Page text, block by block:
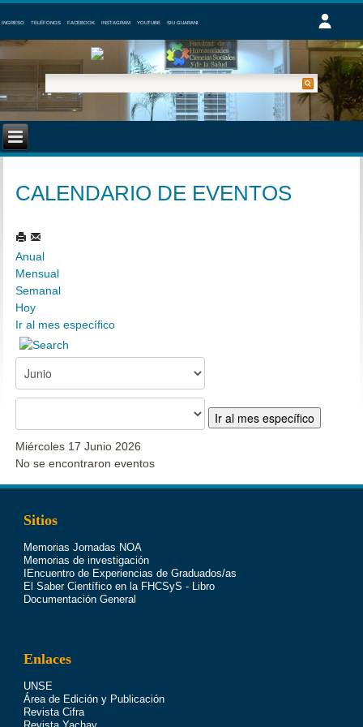
INGRESO TELÉFONOS FACEBOOK INSTAGRAM YOUTUBE SIU GUARANI
CALENDARIO DE EVENTOS
Anual
Mensual
Semanal
Hoy
Ir al mes específico
Ir al mes específico
Miércoles 17 Junio 2026
No se encontraron eventos
Sitios
Memorias Jornadas NOA
Memorias de investigación
IEncuentro de Experiencias de Graduados/as
El Saber Científico en la FHCSyS - Libro
Documentación General
Enlaces
UNSE
Área de Edición y Publicación
Revista Cifra